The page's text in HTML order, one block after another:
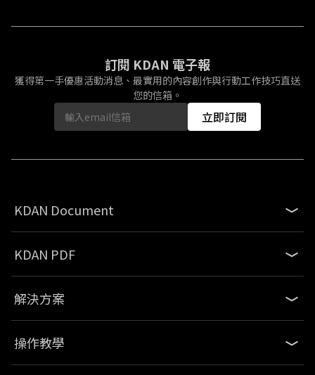
訂閱 KDAN 電子報
獲得第一手優惠活動消息、最實用的內容創作與行動工作技巧直送
您的信箱。
立即訂閱
KDAN Document
KDAN PDF
解決方案
操作教學